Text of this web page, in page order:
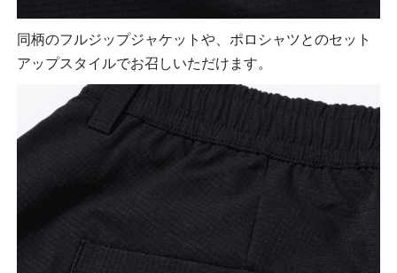
同柄のフルジップジャケットや、ポロシャツとのセット
アップスタイルでお召しいただけます。